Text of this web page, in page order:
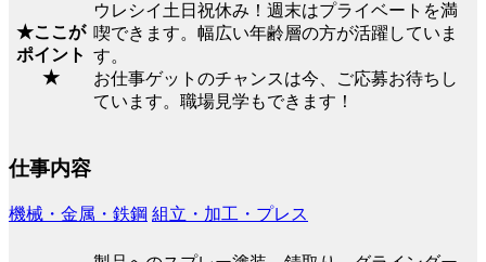
★ここが
ポイント
★
ウレシイ土日祝休み！週末はプライベートを満
喫できます。幅広い年齢層の方が活躍していま
す。
お仕事ゲットのチャンスは今、ご応募お待ちし
ています。職場見学もできます！
仕事内容
機械・金属・鉄鋼 組立・加工・プレス